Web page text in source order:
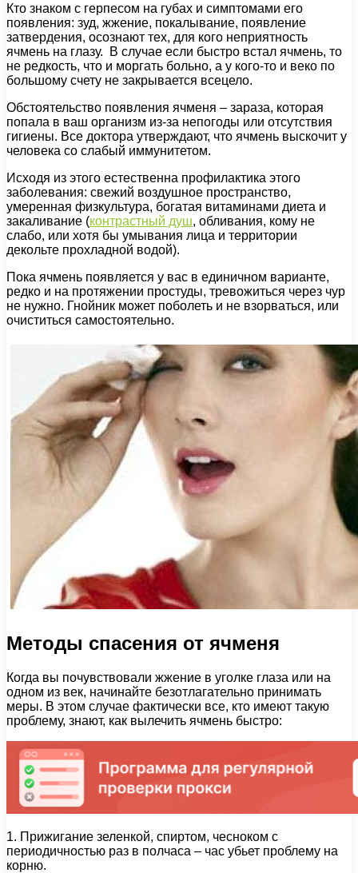
Кто знаком с герпесом на губах и симптомами его
появления: зуд, жжение, покалывание, появление
затвердения, осознают тех, для кого неприятность
ячмень на глазу. В случае если быстро встал ячмень, то
не редкость, что и моргать больно, а у кого-то и веко по
большому счету не закрывается всецело.
Обстоятельство появления ячменя – зараза, которая
попала в ваш организм из-за непогоды или отсутствия
гигиены. Все доктора утверждают, что ячмень выскочит у
человека со слабый иммунитетом.
Исходя из этого естественна профилактика этого
заболевания: свежий воздушное пространство,
умеренная физкультура, богатая витаминами диета и
закаливание (контрастный душ, обливания, кому не
слабо, или хотя бы умывания лица и территории
декольте прохладной водой).
Пока ячмень появляется у вас в единичном варианте,
редко и на протяжении простуды, тревожиться через чур
не нужно. Гнойник может поболеть и не взорваться, или
очиститься самостоятельно.
Методы спасения от ячменя
Когда вы почувствовали жжение в уголке глаза или на
одном из век, начинайте безотлагательно принимать
меры. В этом случае фактически все, кто имеют такую
проблему, знают, как вылечить ячмень быстро:
1. Прижигание зеленкой, спиртом, чесноком с
периодичностью раз в полчаса – час убьет проблему на
корню.